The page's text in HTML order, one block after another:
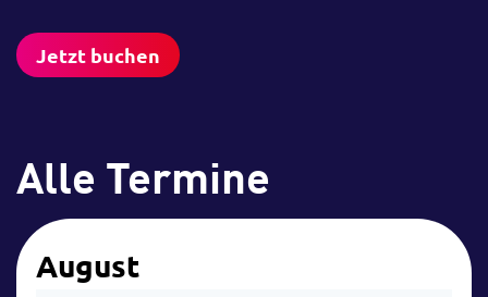
Jetzt buchen
Alle Termine
August